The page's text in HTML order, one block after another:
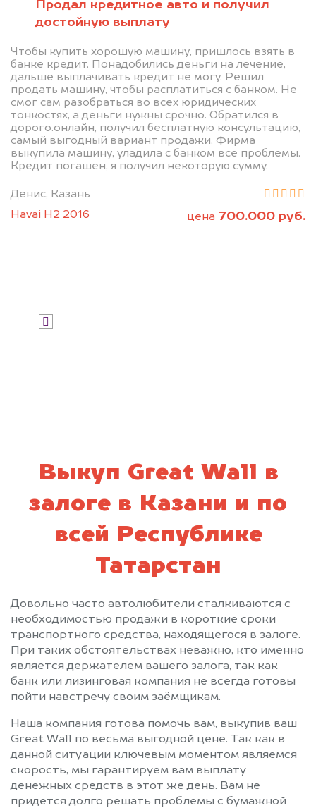
Продал кредитное авто и получил
достойную выплату
Чтобы купить хорошую машину, пришлось взять в
банке кредит. Понадобились деньги на лечение,
дальше выплачивать кредит не могу. Решил
продать машину, чтобы расплатиться с банком. Не
смог сам разобраться во всех юридических
тонкостях, а деньги нужны срочно. Обратился в
дорого.онлайн, получил бесплатную консультацию,
самый выгодный вариант продажи. Фирма
выкупила машину, уладила с банком все проблемы.
Кредит погашен, я получил некоторую сумму.
Денис, Казань
Havai H2 2016
цена 700.000 руб.
Позвоните нам: 8 (800)
551-81-15
Мы проконсультируем вас и
рассчитаем стоимость вашего
автомобиля.
Выкуп Great Wall в
залоге в Казани и по
всей Республике
Татарстан
Довольно часто автолюбители сталкиваются с
необходимостью продажи в короткие сроки
транспортного средства, находящегося в залоге.
При таких обстоятельствах неважно, кто именно
является держателем вашего залога, так как
банк или лизинговая компания не всегда готовы
пойти навстречу своим заёмщикам.
Наша компания готова помочь вам, выкупив ваш
Great Wall по весьма выгодной цене. Так как в
данной ситуации ключевым моментом являемся
скорость, мы гарантируем вам выплату
денежных средств в этот же день. Вам не
придётся долго решать проблемы с бумажной